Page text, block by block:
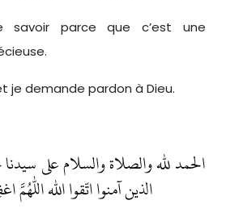
parce que c’est une
je demande pardon à Dieu.
الحمد لله والصلاة والسلام على
الذين آمنوا اتّقوا الله